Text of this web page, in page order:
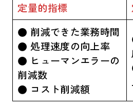
定量的指標
● 削減できた業務時間
● 処理速度の向上率
● ヒューマンエラーの
削減数
● コスト削減額